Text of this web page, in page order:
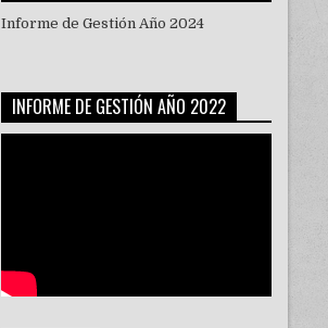
Informe de Gestión Año 2024
INFORME DE GESTIÓN AÑO 2022